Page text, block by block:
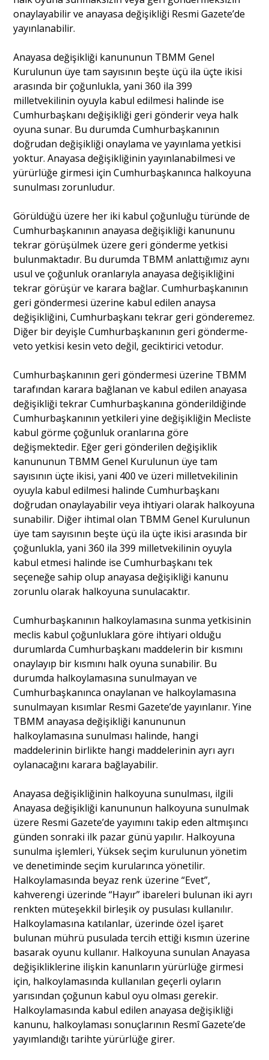
onaylayabilir ve anayasa değişikliği Resmi Gazete’de
yayınlanabilir.
Anayasa değişikliği kanununun TBMM Genel
Kurulunun üye tam sayısının beşte üçü ila üçte ikisi
arasında bir çoğunlukla, yani 360 ila 399
milletvekilinin oyuyla kabul edilmesi halinde ise
Cumhurbaşkanı değişikliği geri gönderir veya halk
oyuna sunar. Bu durumda Cumhurbaşkanının
doğrudan değişikliği onaylama ve yayınlama yetkisi
yoktur. Anayasa değişikliğinin yayınlanabilmesi ve
yürürlüğe girmesi için Cumhurbaşkanınca halkoyuna
sunulması zorunludur.
Görüldüğü üzere her iki kabul çoğunluğu türünde de
Cumhurbaşkanının anayasa değişikliği kanununu
tekrar görüşülmek üzere geri gönderme yetkisi
bulunmaktadır. Bu durumda TBMM anlattığımız aynı
usul ve çoğunluk oranlarıyla anayasa değişikliğini
tekrar görüşür ve karara bağlar. Cumhurbaşkanının
geri göndermesi üzerine kabul edilen anaysa
değişikliğini, Cumhurbaşkanı tekrar geri gönderemez.
Diğer bir deyişle Cumhurbaşkanının geri gönderme-
veto yetkisi kesin veto değil, geciktirici vetodur.
Cumhurbaşkanının geri göndermesi üzerine TBMM
tarafından karara bağlanan ve kabul edilen anayasa
değişikliği tekrar Cumhurbaşkanına gönderildiğinde
Cumhurbaşkanının yetkileri yine değişikliğin Mecliste
kabul görme çoğunluk oranlarına göre
değişmektedir. Eğer geri gönderilen değişiklik
kanununun TBMM Genel Kurulunun üye tam
sayısının üçte ikisi, yani 400 ve üzeri milletvekilinin
oyuyla kabul edilmesi halinde Cumhurbaşkanı
doğrudan onaylayabilir veya ihtiyari olarak halkoyuna
sunabilir. Diğer ihtimal olan TBMM Genel Kurulunun
üye tam sayısının beşte üçü ila üçte ikisi arasında bir
çoğunlukla, yani 360 ila 399 milletvekilinin oyuyla
kabul etmesi halinde ise Cumhurbaşkanı tek
seçeneğe sahip olup anayasa değişikliği kanunu
zorunlu olarak halkoyuna sunulacaktır.
Cumhurbaşkanının halkoylamasına sunma yetkisinin
meclis kabul çoğunluklara göre ihtiyari olduğu
durumlarda Cumhurbaşkanı maddelerin bir kısmını
onaylayıp bir kısmını halk oyuna sunabilir. Bu
durumda halkoylamasına sunulmayan ve
Cumhurbaşkanınca onaylanan ve halkoylamasına
sunulmayan kısımlar Resmi Gazete’de yayınlanır. Yine
TBMM anayasa değişikliği kanununun
halkoylamasına sunulması halinde, hangi
maddelerinin birlikte hangi maddelerinin ayrı ayrı
oylanacağını karara bağlayabilir.
Anayasa değişikliğinin halkoyuna sunulması, ilgili
Anayasa değişikliği kanununun halkoyuna sunulmak
üzere Resmi Gazete’de yayımını takip eden altmışıncı
günden sonraki ilk pazar günü yapılır. Halkoyuna
sunulma işlemleri, Yüksek seçim kurulunun yönetim
ve denetiminde seçim kurularınca yönetilir.
Halkoylamasında beyaz renk üzerine “Evet”,
kahverengi üzerinde “Hayır” ibareleri bulunan iki ayrı
renkten müteşekkil birleşik oy pusulası kullanılır.
Halkoylamasına katılanlar, üzerinde özel işaret
bulunan mührü pusulada tercih ettiği kısmın üzerine
basarak oyunu kullanır. Halkoyuna sunulan Anayasa
değişikliklerine ilişkin kanunların yürürlüğe girmesi
için, halkoylamasında kullanılan geçerli oyların
yarısından çoğunun kabul oyu olması gerekir.
Halkoylamasında kabul edilen anayasa değişikliği
kanunu, halkoylaması sonuçlarının Resmî Gazete’de
yayımlandığı tarihte yürürlüğe girer.